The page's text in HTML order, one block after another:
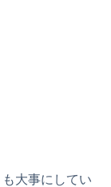
も大事にしてい